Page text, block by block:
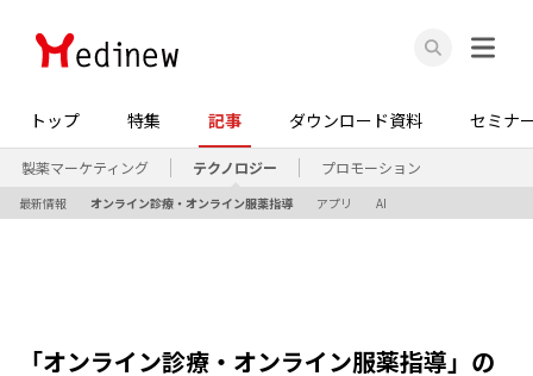
トップ 特集 記事 ダウンロード資料 セミナ
製薬マーケティング テクノロジー プロモーション
最新情報 オンライン診療・オンライン服薬指導 アプリ AI
「オンライン診療・オンライン服薬指導」の